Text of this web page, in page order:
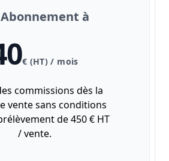
à
€ (HT) / mois
commissions dès la
vente sans conditions
de 450 € HT
/ vente.